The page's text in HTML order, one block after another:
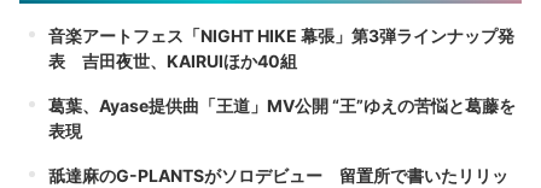
音楽アートフェス「NIGHT HIKE 幕張」第3弾ラインナップ発
表 吉田夜世、KAIRUIほか40組
葛葉、Ayase提供曲「王道」MV公開 “王”ゆえの苦悩と葛藤を
表現
舐達麻のG-PLANTSがソロデビュー 留置所で書いたリリッ